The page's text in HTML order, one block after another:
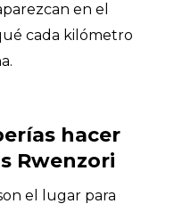
en el
cada kilómetro
hacer
Rwenzori
el lugar para